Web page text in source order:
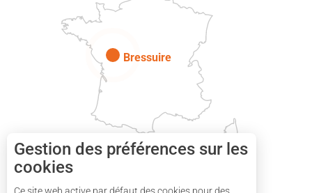
Bressuire
Gestion des préférences sur les
cookies